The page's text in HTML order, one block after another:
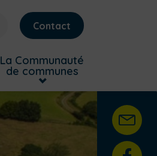
Contact
La Communauté
de communes